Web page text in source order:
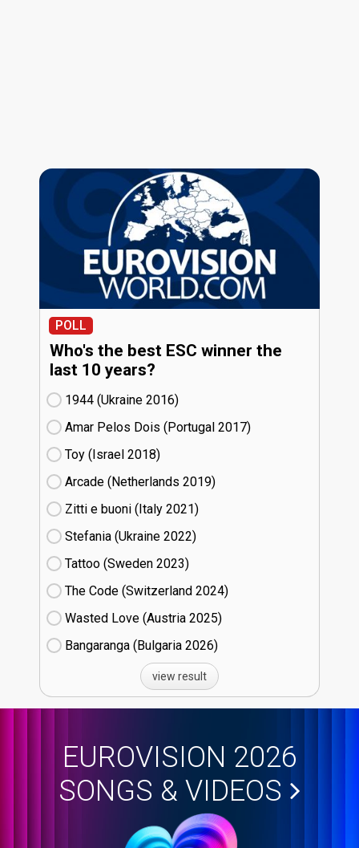
POLL
Who's the best ESC winner the
last 10 years?
1944 (Ukraine
16)
Amar Pelos Dois (Portugal
17)
Toy (Israel
18)
Arcade (Netherlands
19)
Zitti e buoni​ (Italy
21)
Stefania (Ukraine
22)
Tattoo (Sweden
23)
The Code (Switzerland
24)
Wasted Love (Austria
25)
Bangaranga (Bulgaria
26)
view result
EUROVISION 2026
SONGS & VIDEOS